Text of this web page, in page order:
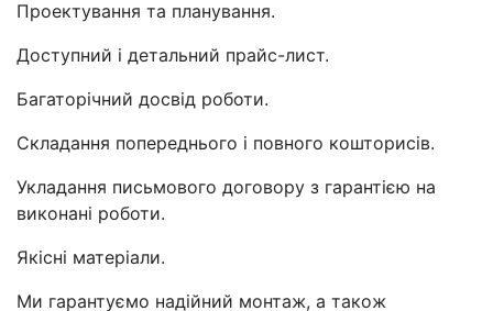
Проектування та планування.
Доступний і детальний прайс-лист.
Багаторічний досвід роботи.
Складання попереднього і повного кошторисів.
Укладання письмового договору з гарантією на
виконані роботи.
Якісні матеріали.
Ми гарантуємо надійний монтаж, а також